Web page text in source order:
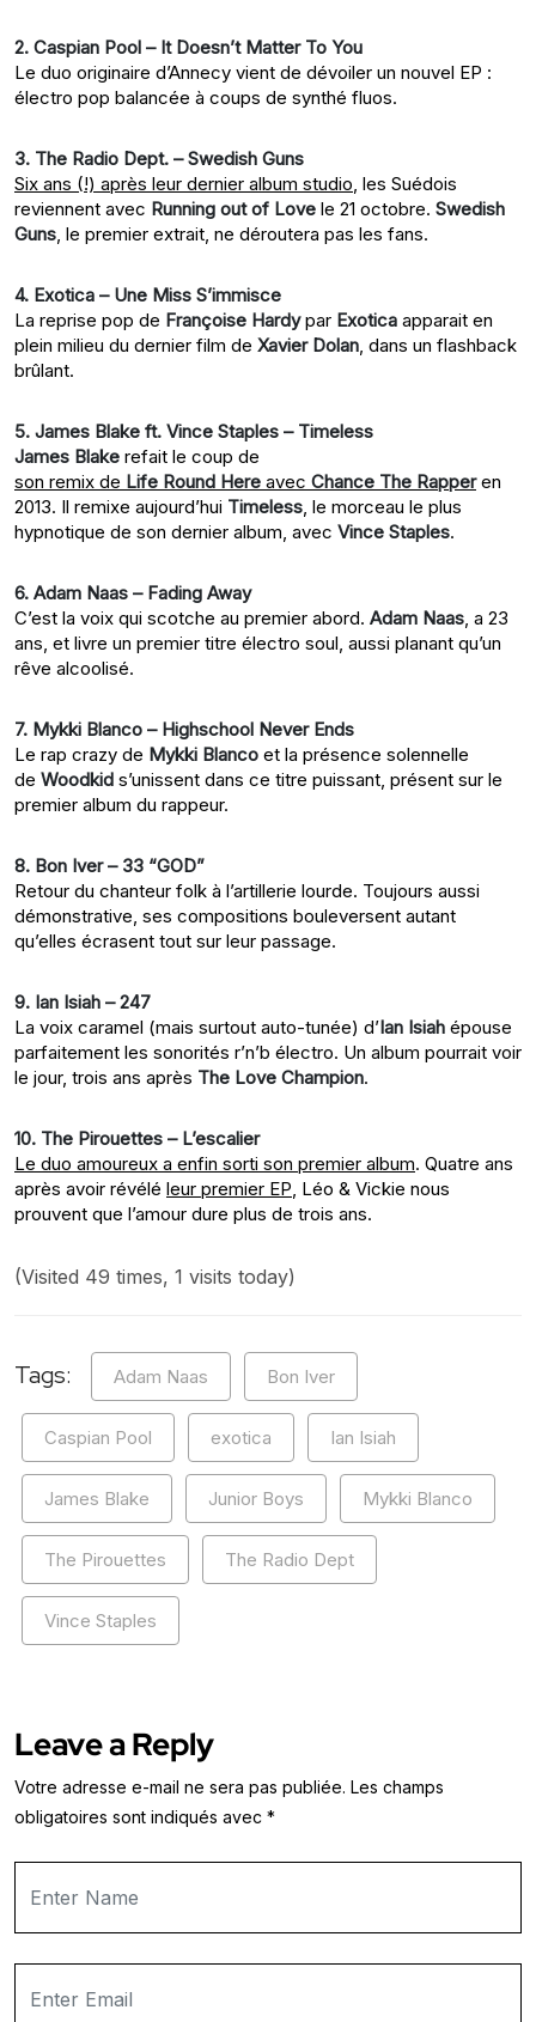
2. Caspian Pool – It Doesn’t Matter To You
Le duo originaire d’Annecy vient de dévoiler un nouvel EP :
électro pop balancée à coups de synthé fluos.
3. The Radio Dept. – Swedish Guns
Six ans (!) après leur dernier album studio, les Suédois
reviennent avec Running out of Love le 21 octobre. Swedish
Guns, le premier extrait, ne déroutera pas les fans.
4. Exotica – Une Miss S’immisce
La reprise pop de Françoise Hardypar Exotica apparait en
plein milieu du dernier film de Xavier Dolan, dans un flashback
brûlant.
5. James Blake ft. Vince Staples – Timeless
James Blake refait le coup de
son remix de Life Round Here avec Chance The Rapperen
2013. Il remixe aujourd’hui Timeless, le morceau le plus
hypnotique de son dernier album, avec Vince Staples.
6. Adam Naas – Fading Away
C’est la voix qui scotche au premier abord. Adam Naas, a 23
ans, et livre un premier titre électro soul, aussi planant qu’un
rêve alcoolisé.
7. Mykki Blanco – Highschool Never Ends
Le rap crazy de Mykki Blanco et la présence solennelle
de Woodkid s’unissent dans ce titre puissant, présent sur le
premier album du rappeur.
8. Bon Iver – 33 “GOD”
Retour du chanteur folk à l’artillerie lourde. Toujours aussi
démonstrative, ses compositions bouleversent autant
qu’elles écrasent tout sur leur passage.
9. Ian Isiah – 247
La voix caramel (mais surtout auto-tunée) d’Ian Isiah épouse
parfaitement les sonorités r’n’b électro. Un album pourrait voir
le jour, trois ans après The Love Champion.
10. The Pirouettes – L’escalier
Le duo amoureux a enfin sorti son premier album. Quatre ans
après avoir révélé leur premier EP, Léo & Vickie nous
prouvent que l’amour dure plus de trois ans.
(Visited 49 times, 1 visits today)
Tags: Adam Naas Bon Iver
Caspian Pool exotica Ian Isiah
James Blake Junior Boys Mykki Blanco
The Pirouettes The Radio Dept
Vince Staples
Leave a Reply
Votre adresse e-mail ne sera pas publiée. Les champs
obligatoires sont indiqués avec *